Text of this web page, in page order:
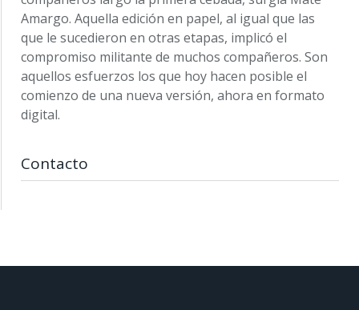
Amargo. Aquella edición en papel, al igual que las
que le sucedieron en otras etapas, implicó el
compromiso militante de muchos compañeros. Son
aquellos esfuerzos los que hoy hacen posible el
comienzo de una nueva versión, ahora en formato
digital.
Contacto